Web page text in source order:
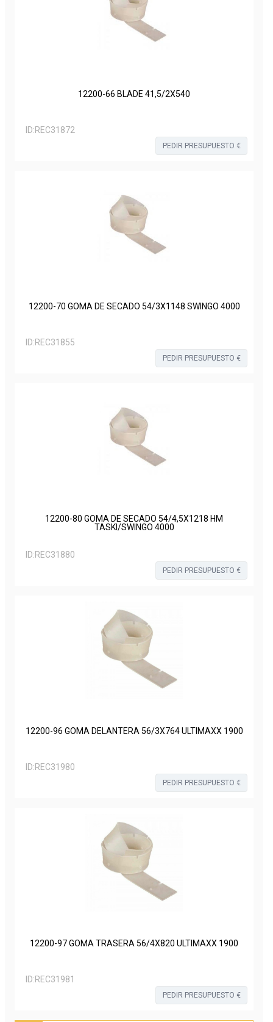
12200-66 BLADE 41,5/2X540
ID:REC31872
PEDIR PRESUPUESTO €
12200-70 GOMA DE SECADO 54/3X1148 SWINGO 4000
ID:REC31855
PEDIR PRESUPUESTO €
12200-80 GOMA DE SECADO 54/4,5X1218 HM
TASKI/SWINGO 4000
ID:REC31880
PEDIR PRESUPUESTO €
12200-96 GOMA DELANTERA 56/3X764 ULTIMAXX 1900
ID:REC31980
PEDIR PRESUPUESTO €
12200-97 GOMA TRASERA 56/4X820 ULTIMAXX 1900
ID:REC31981
PEDIR PRESUPUESTO €